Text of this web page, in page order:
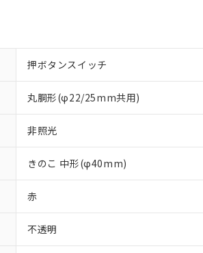
押ボタンスイッチ
丸胴形(φ22/25mm共用)
非照光
きのこ 中形(φ40mm)
赤
不透明